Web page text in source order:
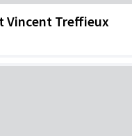
Vincent Treffieux